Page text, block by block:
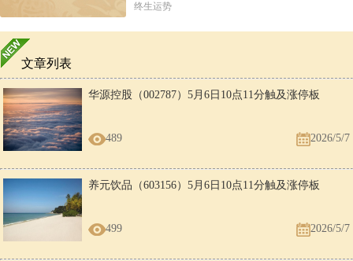
终生运势
文章列表
华源控股（002787）5月6日10点11分触及涨停板
489 2026/5/7
养元饮品（603156）5月6日10点11分触及涨停板
499 2026/5/7